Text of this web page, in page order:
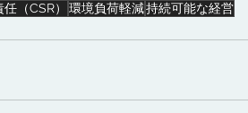
（CSR） 環境負荷軽減持続可能な経営